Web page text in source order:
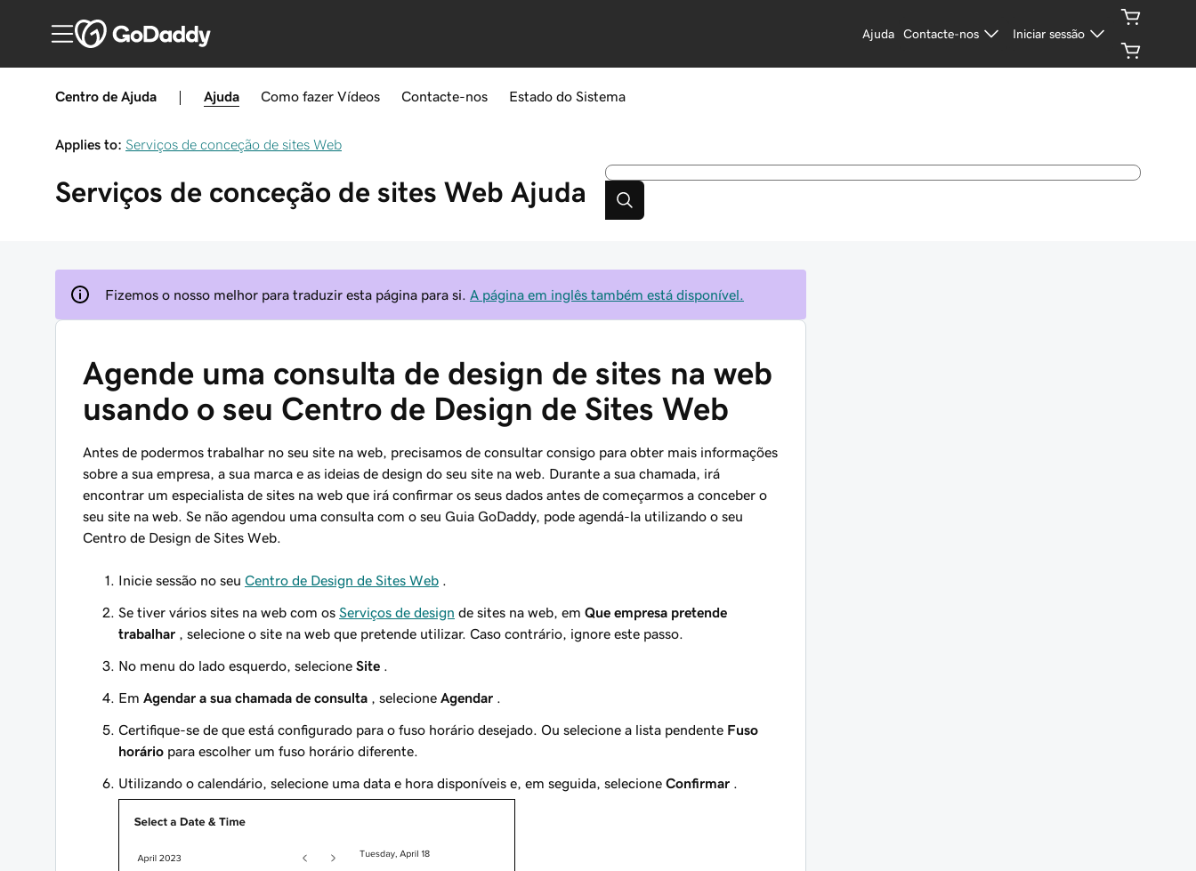
Ajuda Contacte-nos Iniciar sessão
Centro de Ajuda Ajuda Como fazer Vídeos Contacte-nos Estado do Sistema
Applies to: Serviços de conceção de sites Web
Serviços de conceção de sites Web Ajuda
Fizemos o nosso melhor para traduzir esta página para si. A página em inglês também está disponível.
Agende uma consulta de design de sites na web
usando o seu Centro de Design de Sites Web
Antes de podermos trabalhar no seu site na web, precisamos de consultar consigo para obter mais informações
sobre a sua empresa, a sua marca e as ideias de design do seu site na web. Durante a sua chamada, irá
encontrar um especialista de sites na web que irá confirmar os seus dados antes de começarmos a conceber o
seu site na web. Se não agendou uma consulta com o seu Guia GoDaddy, pode agendá-la utilizando o seu
Centro de Design de Sites Web.
Inicie sessão no seu Centro de Design de Sites Web
Se tiver vários sites na web com os Serviços de design de sites na web, em Que empresa pretende
trabalhar , selecione o site na web que pretende utilizar. Caso contrário, ignore este passo.
No menu do lado esquerdo, selecione Site
Em Agendar a sua chamada de consulta , selecione Agendar
Certifique-se de que está configurado para o fuso horário desejado. Ou selecione a lista pendente Fuso
horário para escolher um fuso horário diferente.
Utilizando o calendário, selecione uma data e hora disponíveis e, em seguida, selecione Confirmar